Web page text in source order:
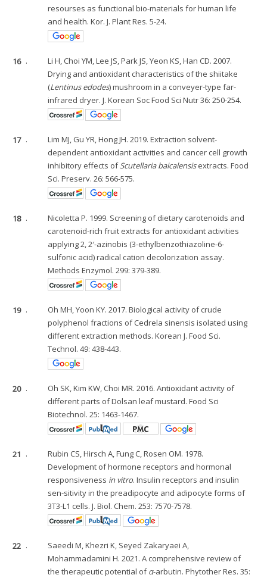
resourses as functional bio-materials for human life
and health. Kor. J. Plant Res. 5-24.
16 .
Li H, Choi YM, Lee JS, Park JS, Yeon KS, Han CD. 2007.
Drying and antioxidant characteristics of the shiitake
(Lentinus edodes) mushroom in a conveyer-type far-
infrared dryer. J. Korean Soc Food Sci Nutr 36: 250-254.
17 .
Lim MJ, Gu YR, Hong JH. 2019. Extraction solvent-
dependent antioxidant activities and cancer cell growth
inhibitory effects ofScutellaria baicalensisextracts. Food
Sci. Preserv. 26: 566-575.
18 .
Nicoletta P. 1999. Screening of dietary carotenoids and
carotenoid-rich fruit extracts for antioxidant activities
applying 2, 2′-azinobis (3-ethylbenzothiazoline-6-
sulfonic acid) radical cation decolorization assay.
Methods Enzymol. 299: 379-389.
19 .
Oh MH, Yoon KY. 2017. Biological activity of crude
polyphenol fractions of Cedrela sinensis isolated using
different extraction methods. Korean J. Food Sci.
Technol. 49: 438-443.
20 .
Oh SK, Kim KW, Choi MR. 2016. Antioxidant activity of
different parts of Dolsan leaf mustard. Food Sci
Biotechnol. 25: 1463-1467.
21 .
Rubin CS, Hirsch A, Fung C, Rosen OM. 1978.
Development of hormone receptors and hormonal
responsiveness in vitro. Insulin receptors and insulin
sen-sitivity in the preadipocyte and adipocyte forms of
3T3-L1 cells. J. Biol. Chem. 253: 7570-7578.
22 .
Saeedi M, Khezri K, Seyed Zakaryaei A,
Mohammadamini H. 2021. A comprehensive review of
the therapeutic potential ofα-arbutin. Phytother Res. 35: